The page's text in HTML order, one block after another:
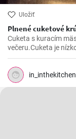
Uložiť
Plnené cuketové
Cuketa s kuracím
večeru.Cuketa je
kuracie mäso
chutné výsledné
in_inthekitchen